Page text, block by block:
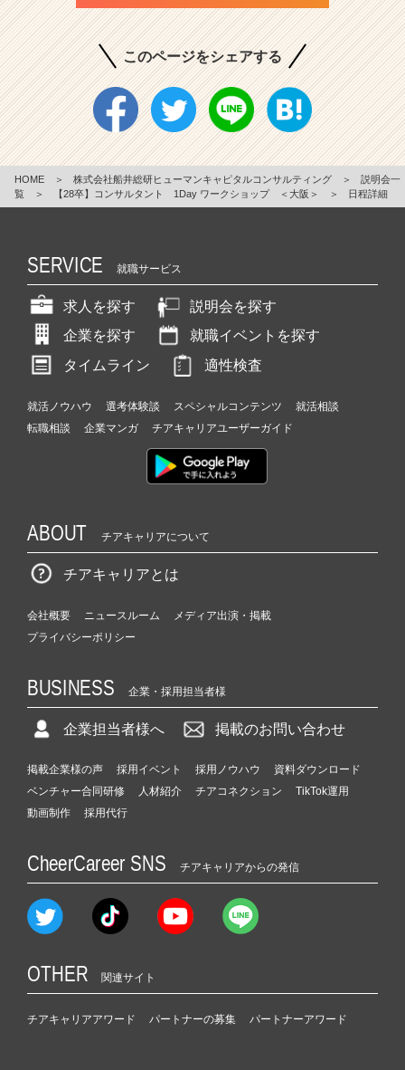
このページをシェアする
HOME ＞ 株式会社船井総研ヒューマンキャピタルコンサルティング ＞
説明会一
覧
＞ 【28卒】コンサルタント 1Day ワークショップ ＜大阪＞ ＞ 日程詳細
SERVICE 就職サービス
求人を探す
説明会を探す
企業を探す
就職イベントを探す
タイムライン
適性検査
就活ノウハウ 選考体験談 スペシャルコンテンツ
就活相談
転職相談
企業マンガ チアキャリアユーザーガイド
ABOUT チアキャリアについて
チアキャリアとは
会社概要 ニュースルーム
メディア出演・掲載
プライバシーポリシー
BUSINESS 企業・採用担当者様
企業担当者様へ 掲載のお問い合わせ
掲載企業様の声 採用イベント 採用ノウハウ
資料ダウンロード
ベンチャー合同研修
人材紹介 チアコネクション
TikTok運用
動画制作
採用代行
CheerCareer SNS チアキャリアからの発信
OTHER 関連サイト
チアキャリアアワード パートナーの募集 パートナーアワード